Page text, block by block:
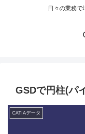
日々の業務で
GSDで円柱(パ
CATIAデータ